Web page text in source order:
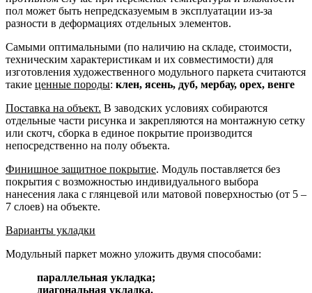
пол может быть непредсказуемым в эксплуатации из-за
разности в деформациях отдельных элементов.
Самыми оптимальными (по наличию на складе, стоимости,
техническим характеристикам и их совместимости) для
изготовления художественного модульного паркета считаются
такие ценные породы: клен, ясень, дуб, мербау, орех, венге
Поставка на объект. В заводских условиях собираются
отдельные части рисунка и закрепляются на монтажную сетку
или скотч, сборка в единое покрытие производится
непосредственно на полу объекта.
Финишное защитное покрытие. Модуль поставляется без
покрытия с возможностью индивидуального выбора
нанесения лака с глянцевой или матовой поверхностью (от 5 –
7 слоев) на объекте.
Варианты укладки
Модульный паркет можно уложить двумя способами:
параллельная укладка;
диагональная укладка.